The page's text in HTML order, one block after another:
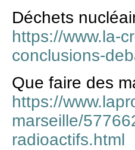
Déchets
https://www.la-
conclusions-
Que faire des
https://
marseille/
radioactifs.html